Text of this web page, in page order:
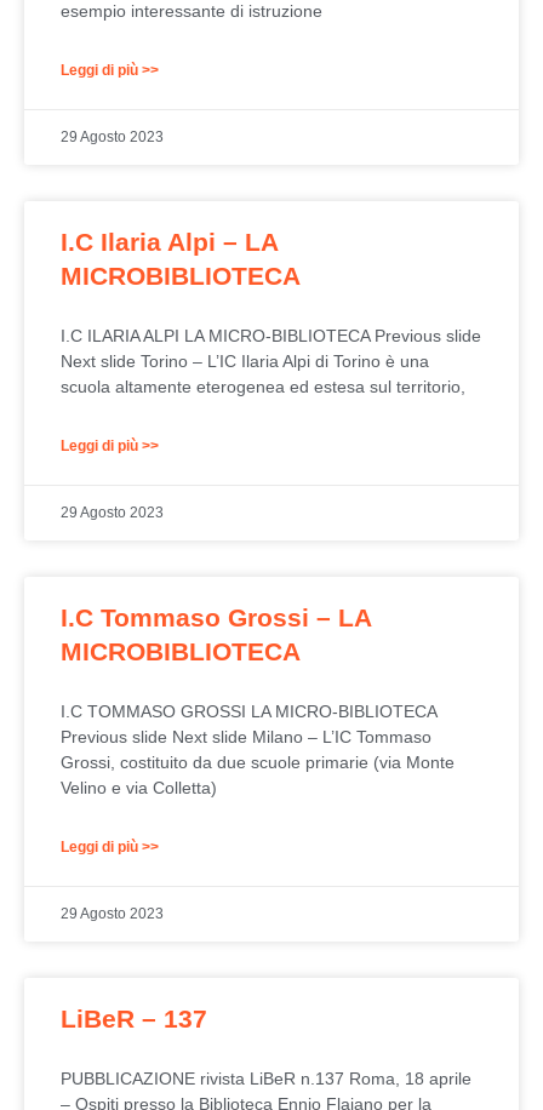
esempio interessante di istruzione
Leggi di più >>
29 Agosto 2023
I.C Ilaria Alpi – LA
MICROBIBLIOTECA
I.C ILARIA ALPI LA MICRO-BIBLIOTECA Previous slide
Next slide Torino – L’IC Ilaria Alpi di Torino è una
scuola altamente eterogenea ed estesa sul territorio,
Leggi di più >>
29 Agosto 2023
I.C Tommaso Grossi – LA
MICROBIBLIOTECA
I.C TOMMASO GROSSI LA MICRO-BIBLIOTECA
Previous slide Next slide Milano – L’IC Tommaso
Grossi, costituito da due scuole primarie (via Monte
Velino e via Colletta)
Leggi di più >>
29 Agosto 2023
LiBeR – 137
PUBBLICAZIONE rivista LiBeR n.137 Roma, 18 aprile
– Ospiti presso la Biblioteca Ennio Flaiano per la